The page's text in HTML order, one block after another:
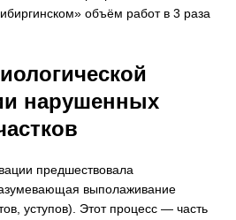
объём работ в 3 раза
нарушенных
предшествовала
выполаживание
уступов). Этот процесс — часть